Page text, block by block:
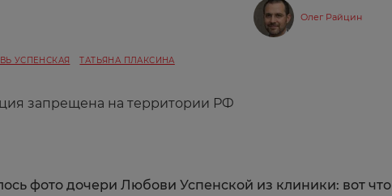
Олег Райцин
УСПЕНСКАЯ ТАТЬЯНА ПЛАКСИНА
запрещена на территории РФ
фото дочери Любови Успенской из клиники: вот что